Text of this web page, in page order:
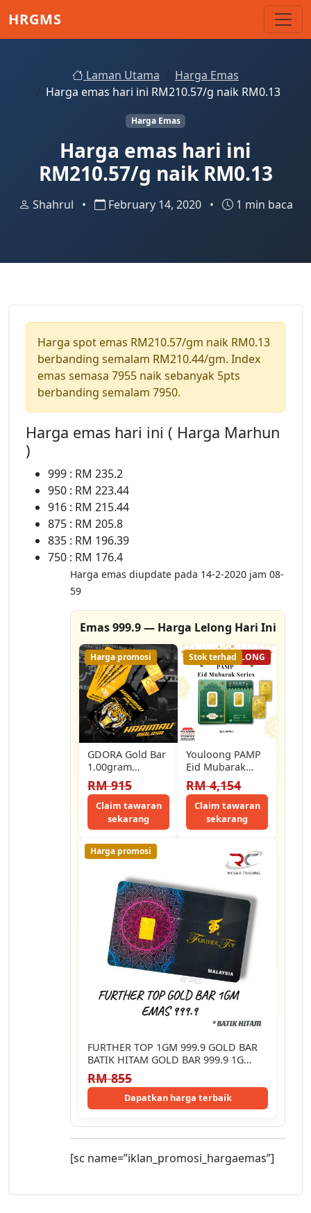
HRGMS
Laman Utama
Harga Emas
Harga emas hari ini RM210.57/g naik RM0.13
Harga Emas
Harga emas hari ini
RM210.57/g naik RM0.13
Shahrul • February 14, 2020 • 1 min baca
Harga spot emas RM210.57/gm naik RM0.13
berbanding semalam RM210.44/gm. Index
emas semasa 7955 naik sebanyak 5pts
berbanding semalam 7950.
Harga emas hari ini ( Harga Marhun
)
999 : RM 235.2
950 : RM 223.44
916 : RM 215.44
875 : RM 205.8
835 : RM 196.39
750 : RM 176.4
Harga emas diupdate pada 14-2-2020 jam 08-
59
Emas 999.9 — Harga Lelong Hari Ini
Harga promosi
GDORA Gold Bar
1.00gram
Harimau Malaya
999.9
RM 915
Claim tawaran
sekarang
1% LELONG
Stok terhad
Youloong PAMP
Eid Mubarak
Series
999.9GOLD 5g
goldbar
RM 4,154
Claim tawaran
sekarang
Harga promosi
FURTHER TOP 1GM 999.9 GOLD BAR
BATIK HITAM GOLD BAR 999.9 1G…
RM 855
Dapatkan harga terbaik
[sc name=”iklan_promosi_hargaemas”]